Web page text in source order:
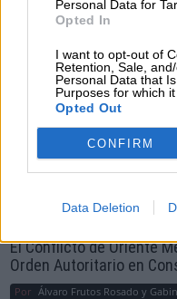
Personal Data for
Opted In
I want to opt-out of
Retention, Sale,
Personal Data that
Purposes for which it
Opted Out
CONFIRM
Data Deletion
guerra
Por
Álvaro
Crisis
Suelta y confía
Votantes
Por Juan
El Conflicto de Oriente
Orden Autoritario en
Por Álvaro Frutos Rosado y